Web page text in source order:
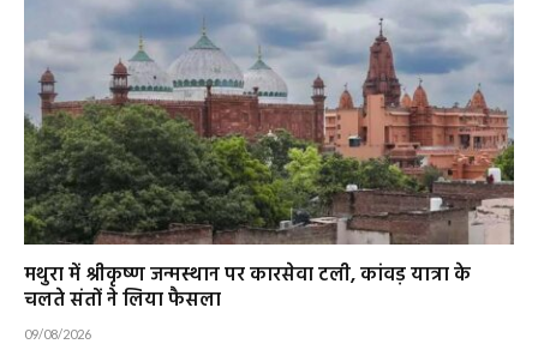
मथुरा में श्रीकृष्ण जन्मस्थान पर कारसेवा टली, कांवड़ यात्रा के
चलते संतों ने लिया फैसला
09/08/2026